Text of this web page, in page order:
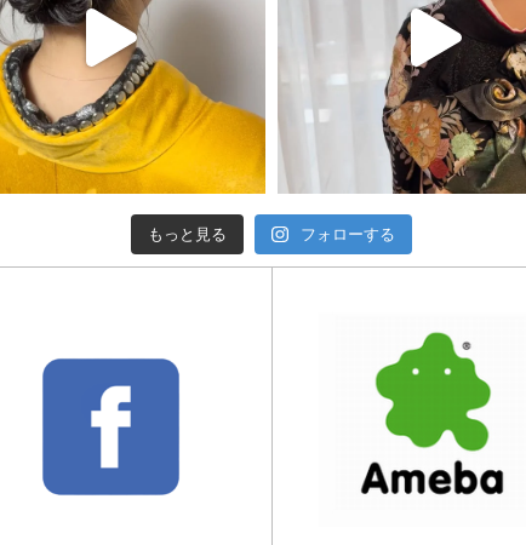
もっと見る フォローする